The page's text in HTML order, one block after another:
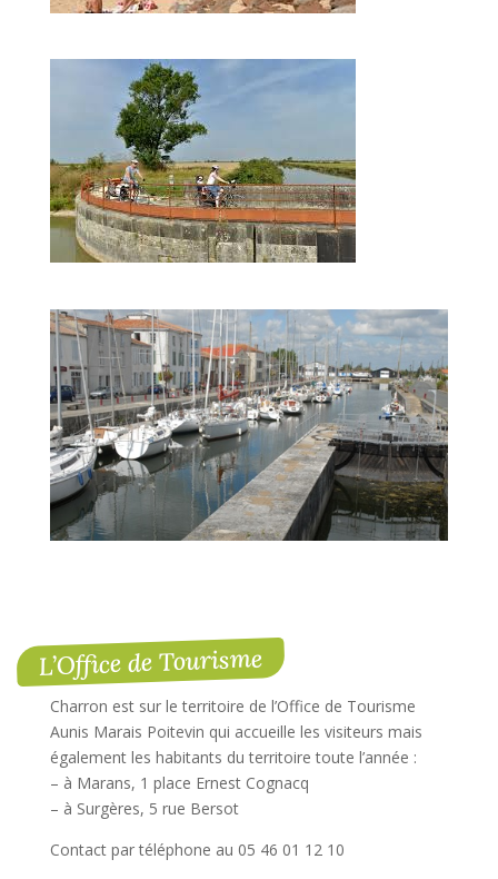
L’Office de Tourisme
Charron est sur le territoire de l’Office de Tourisme
Aunis Marais Poitevin qui accueille les visiteurs mais
également les habitants du territoire toute l’année :
– à Marans, 1 place Ernest Cognacq
– à Surgères, 5 rue Bersot
Contact par téléphone au 05 46 01 12 10